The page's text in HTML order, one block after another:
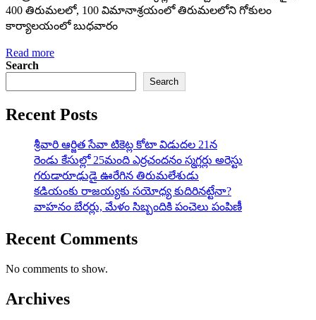
400 తిరుమలలో, 100 విమానాశ్రయంలో తిరుమలలోని గోకులం
కార్యాలయంలో బుధవారం
Read more
Search
Search
Recent Posts
శ్రీవారి ఆర్జిత సేవా టికెట్ల కోటా విడుదల 21న
రెండు కేసుల్లో 25మంది ఎర్రచందనం స్మగ్లర్లు అరెస్టు
గరుడారూఢుడై ఊరేగిన తిరుమలేశుడు
కడియంకు రాజయ్యకు సయోధ్య కుదిరినట్టేనా?
వాహ‌నం బేర‌ర్లు, మేళం సిబ్బందికి పంచెలు పంపిణీ
Recent Comments
No comments to show.
Archives